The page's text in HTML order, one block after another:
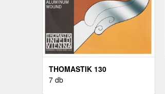
THOMASTIK 130
7 db